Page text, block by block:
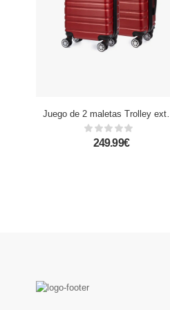
Juego de 2 maletas Trolley
249.99€